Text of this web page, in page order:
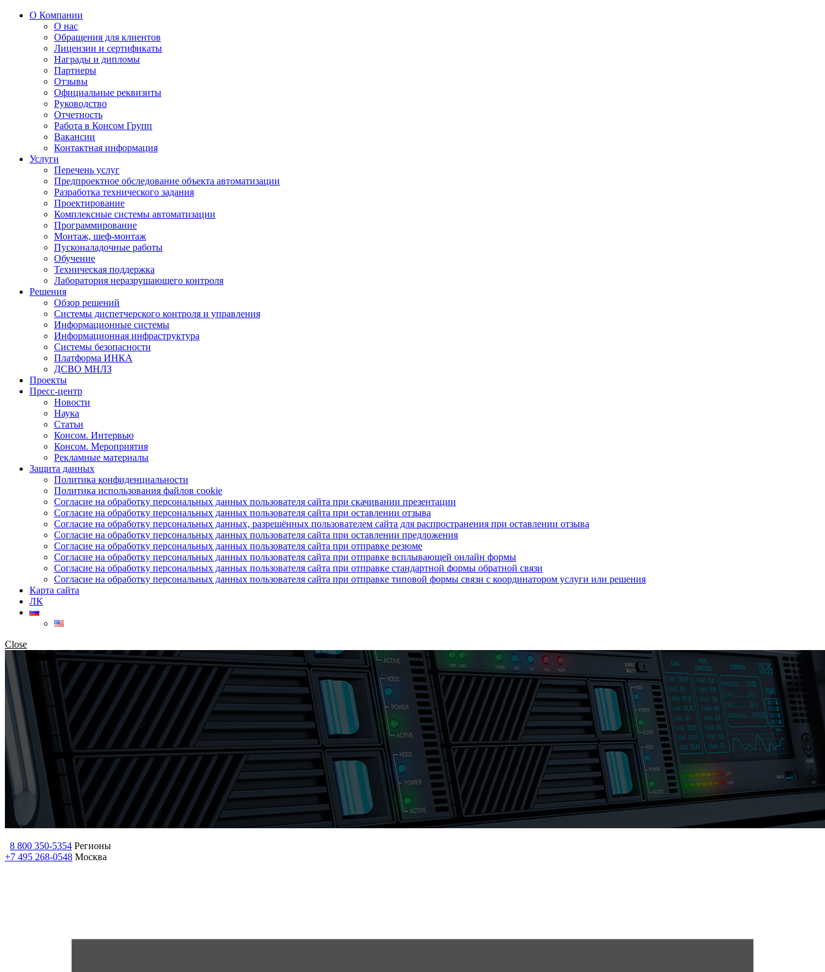
О Компании
О нас
Обращения для клиентов
Лицензии и сертификаты
Награды и дипломы
Партнеры
Отзывы
Официальные реквизиты
Руководство
Отчетность
Работа в Консом Групп
Вакансии
Контактная информация
Услуги
Перечень услуг
Предпроектное обследование объекта автоматизации
Разработка технического задания
Проектирование
Комплексные системы автоматизации
Программирование
Монтаж, шеф-монтаж
Пусконаладочные работы
Обучение
Техническая поддержка
Лаборатория неразрушающего контроля
Решения
Обзор решений
Системы диспетчерского контроля и управления
Информационные системы
Информационная инфраструктура
Системы безопасности
Платформа ИНКА
ДСВО МНЛЗ
Проекты
Пресс-центр
Новости
Наука
Статьи
Консом. Интервью
Консом. Мероприятия
Рекламные материалы
Защита данных
Политика конфиденциальности
Политика использования файлов cookie
Согласие на обработку персональных данных пользователя сайта при скачивании презентации
Согласие на обработку персональных данных пользователя сайта при оставлении отзыва
Согласие на обработку персональных данных, разрешённых пользователем сайта для распространения при оставлении отзыва
Согласие на обработку персональных данных пользователя сайта при оставлении предложения
Согласие на обработку персональных данных пользователя сайта при отправке резюме
Согласие на обработку персональных данных пользователя сайта при отправке всплывающей онлайн формы
Согласие на обработку персональных данных пользователя сайта при отправке стандартной формы обратной связи
Согласие на обработку персональных данных пользователя сайта при отправке типовой формы связи с координатором услуги или решения
Карта сайта
ЛК
Close
8 800 350-5354 Регионы
+7 495 268-0548 Москва